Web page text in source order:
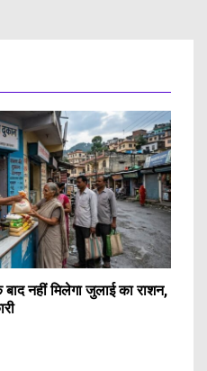
नहीं मिलेगा जुलाई का राशन,